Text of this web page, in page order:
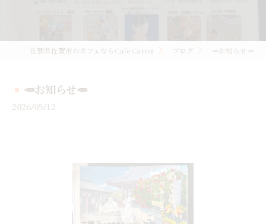
佐賀県佐賀市のカフェならCafe Carrot ブログ 🥕お知らせ🥕
🥕お知らせ🥕
2026/05/12